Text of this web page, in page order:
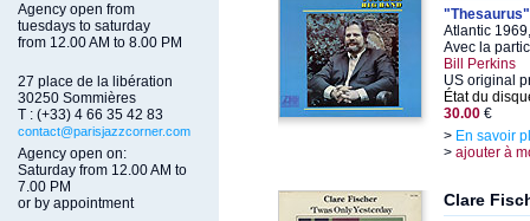
Agency open from
tuesdays to saturday
from 12.00 AM to 8.00 PM
27 place de la libération
30250 Sommières
T : (+33) 4 66 35 42 83
contact@parisjazzcorner.com
Agency open on:
Saturday from 12.00 AM to
7.00 PM
or by appointment
"Thesaurus"
Atlantic
Avec la
Bill Perkins
US original
État du
30.00 €
> En savoir
> ajouter à
Clare